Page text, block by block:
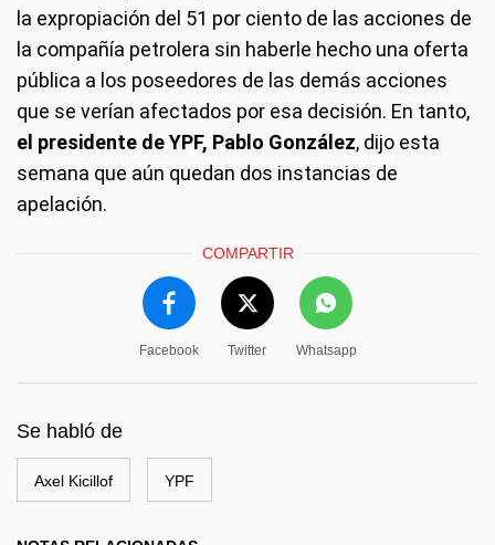
la expropiación del 51 por ciento de las acciones de
la compañía petrolera sin haberle hecho una oferta
pública a los poseedores de las demás acciones
que se verían afectados por esa decisión. En tanto,
el presidente de YPF, Pablo González, dijo esta
semana que aún quedan dos instancias de
apelación.
COMPARTIR
Facebook Twitter Whatsapp
Se habló de
Axel Kicillof YPF